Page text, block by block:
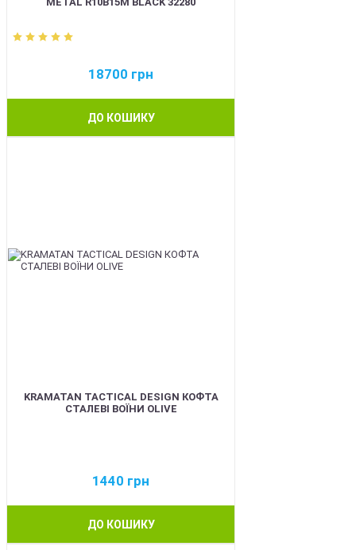
18700 грн
ДО КОШИКУ
KRAMATAN TACTICAL DESIGN КОФТА
СТАЛЕВІ ВОЇНИ OLIVE
1440 грн
ДО КОШИКУ